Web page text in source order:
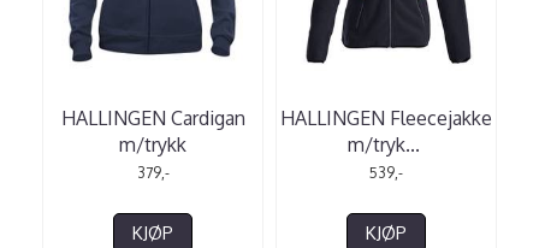
HALLINGEN Cardigan
m/trykk
379,-
KJØP
HALLINGEN Fleecejakke
m/tryk...
539,-
KJØP